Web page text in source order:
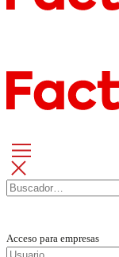
Acceso para empresas